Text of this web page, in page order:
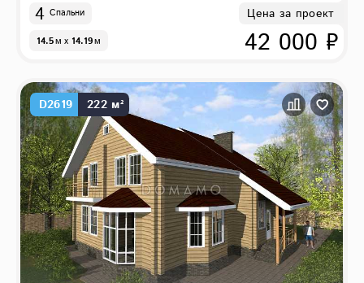
4 Спальни
14.5м x 14.19м
Цена за проект
42 000 ₽
D2619 222 м²